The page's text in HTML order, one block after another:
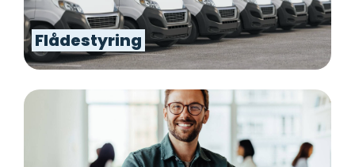
Flådestyring